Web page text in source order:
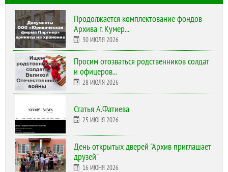
Продолжается комплектование фондов
Архива г. Кумер...
30 ИЮЛЯ 2026
Просим отозваться родственников солдат
и офицеров...
28 ИЮЛЯ 2026
Статья А.Фатиева
25 ИЮНЯ 2026
День открытых дверей "Архив приглашает
друзей"
16 ИЮНЯ 2026